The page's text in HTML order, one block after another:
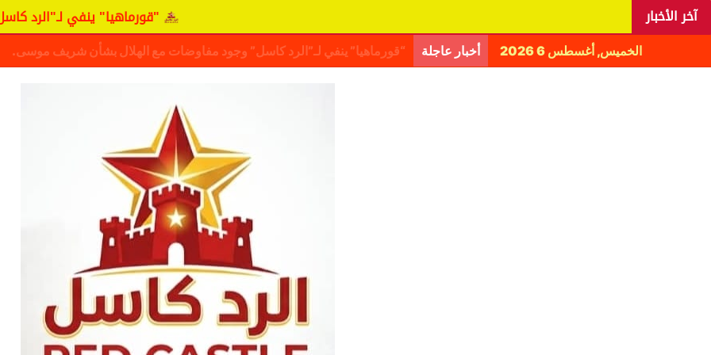
آخر الأخبار "قورماهيا" ينفي لـ"الرد كاسل" وجود
الخميس, أغسطس 6 2026 أخبار عاجلة اليانغا يكشف حقيقة مفاوضات نجم المريخ